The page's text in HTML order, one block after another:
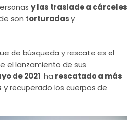
y las traslade a cárceles
son torturadasy
de búsqueda y rescate es el
el lanzamiento de sus
de 2021, ha rescatado a más
y recuperado los cuerpos de